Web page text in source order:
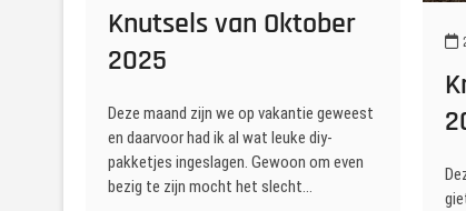
Knutsels van Oktober
2025
Deze maand zijn we op vakantie geweest
en daarvoor had ik al wat leuke diy-
pakketjes ingeslagen. Gewoon om even
bezig te zijn mocht het slecht…